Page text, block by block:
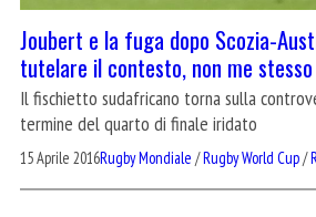
Joubert e la fuga dopo Scozia-
tutelare il contesto, non me stesso
Il fischietto sudafricano torna sulla
termine del quarto di finale iridato
15 Aprile 2016Rugby Mondiale /Rugby World Cup/